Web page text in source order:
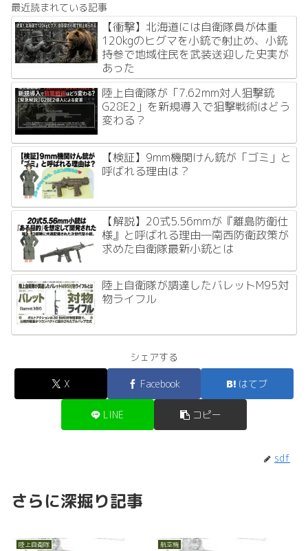
最近読まれている記事
【衝撃】北海道には自衛隊員が体重
120kgのヒグマを小銃で射止め、小銃
持参で地域住民を武装送迎した史実が
あった
陸上自衛隊が「7.62mm対人狙撃銃
G28E2」を新規導入で狙撃戦術はどう
変わる？
【検証】9mm機関けん銃が「ゴミ」と
呼ばれる理由は？
【解説】20式5.56mmが『離島防衛仕
様』と呼ばれる理由―南西防衛政策が
求めた自衛隊最新小銃とは
陸上自衛隊が調達したバレットM95対
物ライフル
シェアする
X Facebook はてブ
LINE コピー
sdf
さらに深掘り記事
陸上自衛隊 航空機